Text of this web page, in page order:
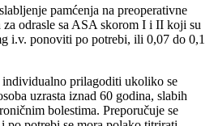
pamćenja na preoperativne
za odrasle sa ASA skorom I i II koji su
i.v. ponoviti po potrebi, ili 0,07 do 0,1
individualno prilagoditi ukoliko se
uzrasta iznad 60 godina, slabih
bolestima. Preporučuje se